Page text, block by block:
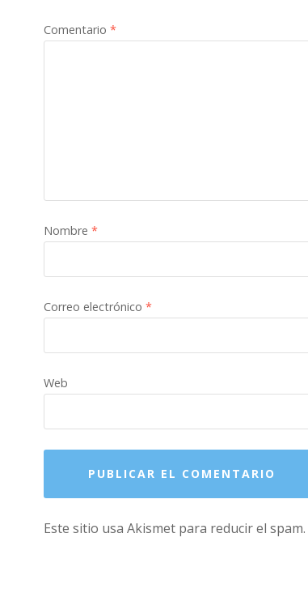
Comentario *
Nombre *
Correo electrónico *
Web
Este sitio usa Akismet para reducir el spam.